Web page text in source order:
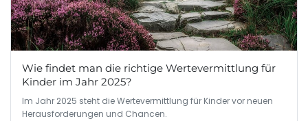
Wie findet man die richtige Wertevermittlung für
Kinder im Jahr 2025?
Im Jahr 2025 steht die Wertevermittlung für Kinder vor neuen
Herausforderungen und Chancen.